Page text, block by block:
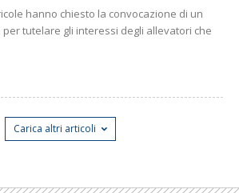
hanno chiesto la convocazione di un
tutelare gli interessi degli allevatori che
Carica altri articoli